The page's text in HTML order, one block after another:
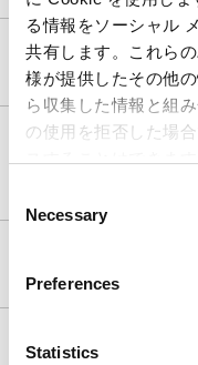
る情報をソーシャル
共有します。これら
様が提供したその他
ら収集した情報と組
の使用を拒否した場
Selection
Necessary
Preferences
Statistics
2018年09月19日
ニンテンドー3DS「
動サービス終了のお
2018年08月13日
Steam版「モンスタ
1.4.0配信のお知らせ
ニンテンドー3DS用